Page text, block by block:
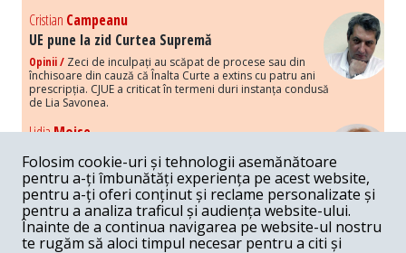
Cristian Campeanu
UE pune la zid Curtea Supremă
Opinii / Zeci de inculpați au scăpat de procese sau din
închisoare din cauză că Înalta Curte a extins cu patru ani
prescripția. CJUE a criticat în termeni duri instanța condusă
de Lia Savonea.
LidiaMoise
Costurile economice ale haosului politic
Opinii / Economia nu poate rezista cu retorica falsă a
susținerii intereselor poporului, care, de fapt, ascunde
obsesia menținerii privilegiilor și a averilor unor caste.
Melania Cincea
Folosim cookie-uri și tehnologii asemănătoare
pentru a-ți îmbunătăți experiența pe acest website,
pentru a-ți oferi conținut și reclame personalizate și
pentru a analiza traficul și audiența website-ului.
Înainte de a continua navigarea pe website-ul nostru
te rugăm să aloci timpul necesar pentru a citi și